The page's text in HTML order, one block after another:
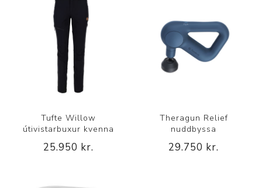
Tufte Willow
útivistarbuxur kvenna
25.950 kr.
Theragun Relief
nuddbyssa
29.750 kr.